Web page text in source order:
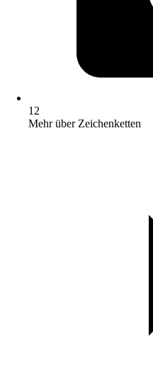
12
Mehr über Zeichenketten